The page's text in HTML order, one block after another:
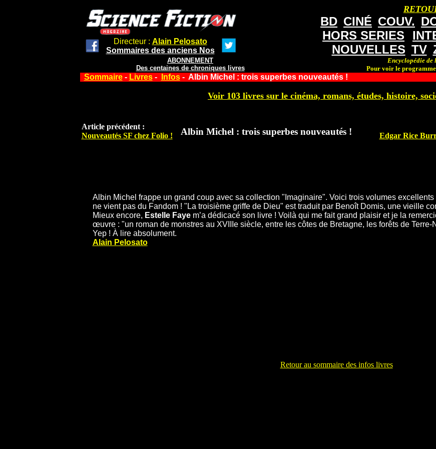
Directeur : Alain Pelosato
Sommaires des anciens Nos
ABONNEMENT
Des centaines de chroniques livres
BD CINÉ COUV.
HORS SERIES
NOUVELLES TV
Encyclopédie
Pour voir le
Sommaire- Livres- Infos- Albin Michel : trois superbes nouveautés !
Voir 103 livres sur le cinéma, romans, études, histoire,
Article précédent :
Nouveautés SF chez Folio !
Albin Michel : trois superbes nouveautés !
Edgar Rice
Albin Michel frappe un grand coup avec sa collection "Imaginaire". Voici trois volumes
ne vient pas du Fandom ! "La troisième griffe de Dieu" est traduit par Benoît Domis, une vieille
Mieux encore, Estelle Faye m’a dédicacé son livre ! Voilà qui me fait grand plaisir et je la
œuvre : "un roman de monstres au XVIIIe siècle, entre les côtes de Bretagne, les forêts de Terre-
Yep ! À lire absolument.
Alain Pelosato
Retour au sommaire des infos livres